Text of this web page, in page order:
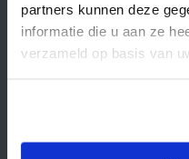
partners kunnen deze
informatie die u aan ze
verzameld op basis van
Privacy statement
Klacht indienen